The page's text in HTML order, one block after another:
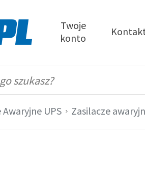
Twoje
konto
Awaryjne UPS Zasilacze